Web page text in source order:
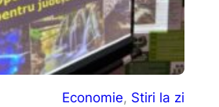
Economie, Stiri la zi